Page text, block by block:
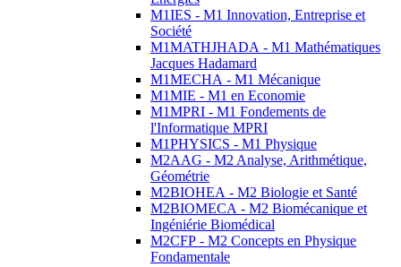
M1IES - M1 Innovation, Entreprise et
Société
M1MATHJHADA - M1 Mathématiques
Jacques Hadamard
M1MECHA - M1 Mécanique
M1MIE - M1 en Economie
M1MPRI - M1 Fondements de
l'Informatique MPRI
M1PHYSICS - M1 Physique
M2AAG - M2 Analyse, Arithmétique,
Géométrie
M2BIOHEA - M2 Biologie et Santé
M2BIOMECA - M2 Biomécanique et
Ingéniérie Biomédical
M2CFP - M2 Concepts en Physique
Fondamentale